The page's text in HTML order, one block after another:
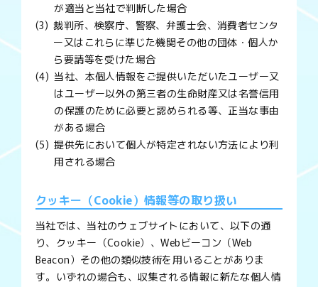
が適当と当社で判断した場合
裁判所、検察庁、警察、弁護士会、消費者センタ
ー又はこれらに準じた機関その他の団体・個人か
ら要請等を受けた場合
当社、本個人情報をご提供いただいたユーザー又
はユーザー以外の第三者の生命財産又は名誉信用
の保護のために必要と認められる等、正当な事由
がある場合
提供先において個人が特定されない方法により利
用される場合
クッキー（Cookie）情報等の取り扱い
当社では、当社のウェブサイトにおいて、以下の通
り、クッキー（Cookie）、Webビーコン（Web
Beacon）その他の類似技術を用いることがありま
す。いずれの場合も、収集される情報に新たな個人情